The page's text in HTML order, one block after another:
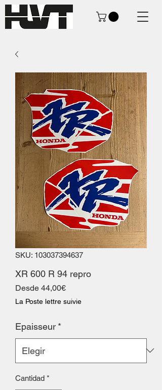
SKU: 103037394637
XR 600 R 94 repro
Desde 44,00€Precio
de
oferta
La Poste lettre suivie
Epaisseur *
Cantidad *